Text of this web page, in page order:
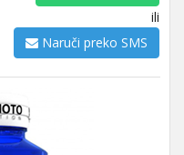
ili
Naruči preko SMS